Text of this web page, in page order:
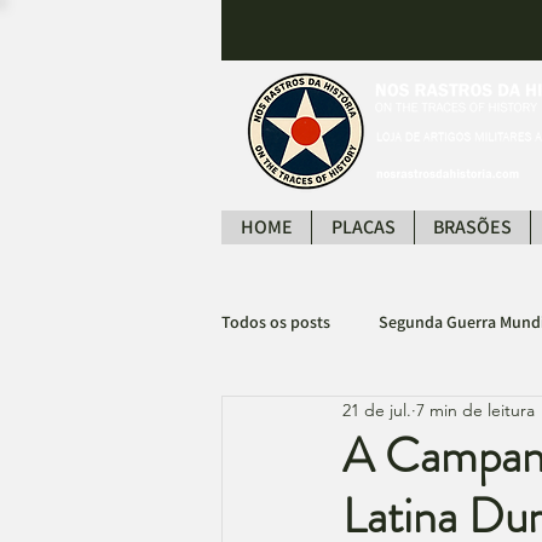
HOME PLACAS BRASÕES
Todos os posts Segunda Guerra
Guerra do Vietnã Filmes
Personalidades História do
A
Latina
21 de jul. 7 min de leitura